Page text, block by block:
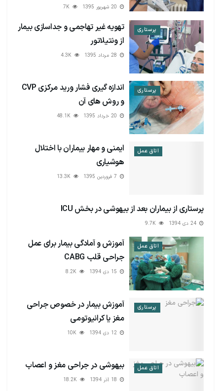
پرستاری
تهویه غیر تهاجمی و جداسازی بیمار
از ونتیلاتور
پرستاری
اندازه گیری فشار ورید مرکزی CVP
و روش های آن
اتاق عمل
ایمنی و مهار بیماران با اختلال
هوشیاری
اتاق عمل
پرستاری از بیماران بعد از بیهوشی در بخش ICU
اتاق عمل
آموزش و آمادگی بیمار برای عمل
جراحی قلب CABG
پرستاری
آموزش بیمار در خصوص جراحی
مغز یا کرانیوتومی
12 دی 1394
اتاق عمل بیهوشی در جراحی مغز و اعصاب